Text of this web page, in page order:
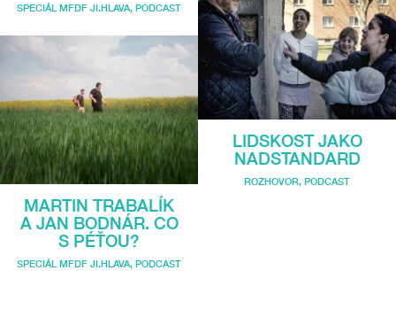
SPECIÁL MFDF JI.HLAVA PODCAST
MARTIN TRABALÍK
A JAN BODNÁR. CO
S PÉŤOU?
SPECIÁL MFDF JI.HLAVA PODCAST
LIDSKOST JAKO
NADSTANDARD
ROZHOVOR, PODCAST